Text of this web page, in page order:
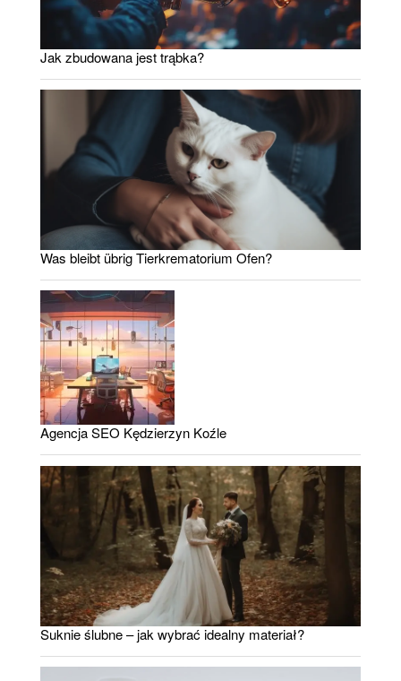
Jak zbudowana jest trąbka?
Was bleibt übrig Tierkrematorium Ofen?
Agencja SEO Kędzierzyn Koźle
Suknie ślubne – jak wybrać idealny materiał?